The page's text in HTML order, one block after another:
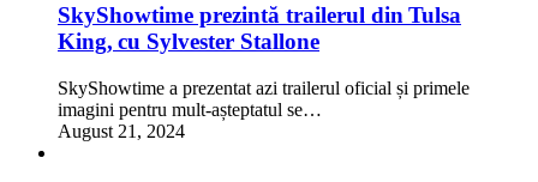
SkyShowtime prezintă trailerul din Tulsa
King, cu Sylvester Stallone
SkyShowtime a prezentat azi trailerul oficial și primele
imagini pentru mult-așteptatul se…
August 21, 2024